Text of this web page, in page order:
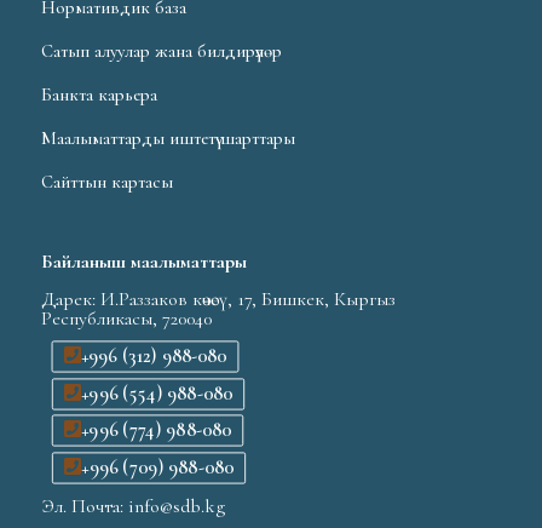
Нормативдик база
Сатып алуулар жана билдирүүлөр
Банкта карьера
Маалыматтарды иштетүү шарттары
Сайттын картасы
Байланыш маалыматтары
Дарек: И.Раззаков көчөсү, 17, Бишкек, Кыргыз
Республикасы, 720040
+996 (312) 988-080
+996 (554) 988-080
+996 (774) 988-080
+996 (709) 988-080
Эл. Почта: info@sdb.kg